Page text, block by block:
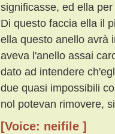
significasse, ed ella
Di questo faccia ella il
ella questo anello avrà
aveva l'anello assai
dato ad intendere
due quasi impossibili
nol potevan rimovere,
[Voice: neifile ]